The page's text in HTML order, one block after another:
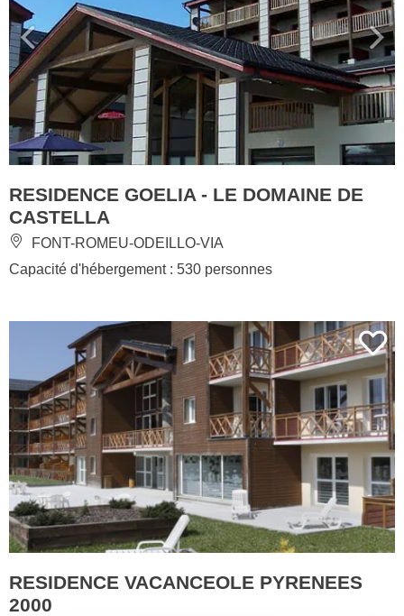
RESIDENCE GOELIA - LE DOMAINE DE
CASTELLA
FONT-ROMEU-ODEILLO-VIA
Capacité d'hébergement : 530 personnes
RESIDENCE VACANCEOLE PYRENEES
2000